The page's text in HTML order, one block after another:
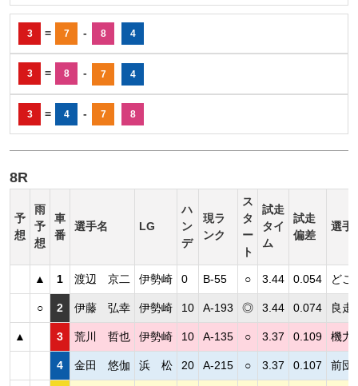
3 = 7 - 8 4
3 = 8 - 7 4
3 = 4 - 7 8
8R
予
想
雨
予
想
車
番
選手名 LG
ハ
ン
デ
現ラ
ンク
ス
タ
ー
ト
試走
タイ
ム
試走
偏差
選手
▲ 1 渡辺 京二 伊勢崎 0 B-55 ○ 3.44 0.054 どこ
○ 2 伊藤 弘幸 伊勢崎 10 A-193 ◎ 3.44 0.074 良走
▲ 3 荒川 哲也 伊勢崎 10 A-135 ○ 3.37 0.109 機力
4 金田 悠伽 浜 松 20 A-215 ○ 3.37 0.107 前団